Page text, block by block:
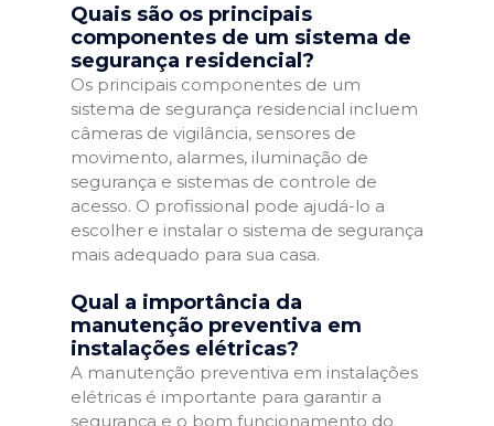
Quais são os principais
componentes de um sistema de
segurança residencial?
Os principais componentes de um
sistema de segurança residencial incluem
câmeras de vigilância, sensores de
movimento, alarmes, iluminação de
segurança e sistemas de controle de
acesso. O profissional pode ajudá-lo a
escolher e instalar o sistema de segurança
mais adequado para sua casa.
Qual a importância da
manutenção preventiva em
instalações elétricas?
A manutenção preventiva em instalações
elétricas é importante para garantir a
segurança e o bom funcionamento do